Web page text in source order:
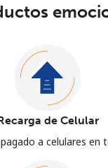
de Celular
a celulares en